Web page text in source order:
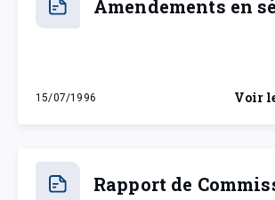
Amendements en
15/07/1996
lundi 15 juillet 1996
Voir
Rapport de